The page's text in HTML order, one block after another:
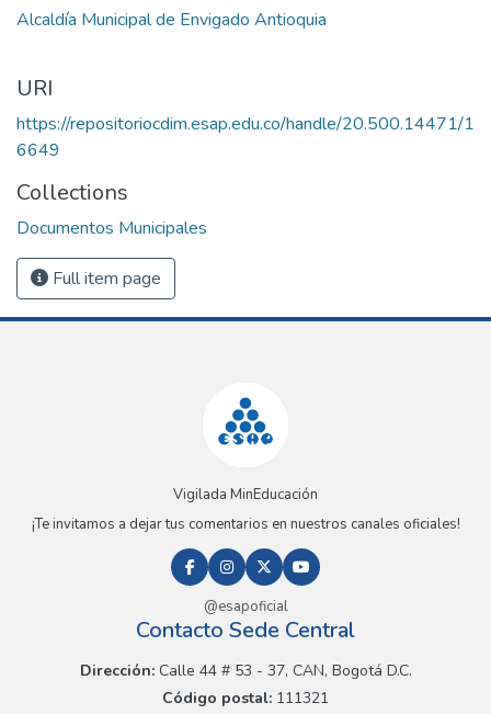
Alcaldía Municipal de Envigado Antioquia
URI
https://repositoriocdim.esap.edu.co/handle/20.500.14471/1
6649
Collections
Documentos Municipales
Full item page
Vigilada MinEducación
¡Te invitamos a dejar tus comentarios en nuestros canales oficiales!
@esapoficial
Contacto Sede Central
Dirección:Calle 44 # 53 - 37, CAN, Bogotá D.C.
Código postal: 111321